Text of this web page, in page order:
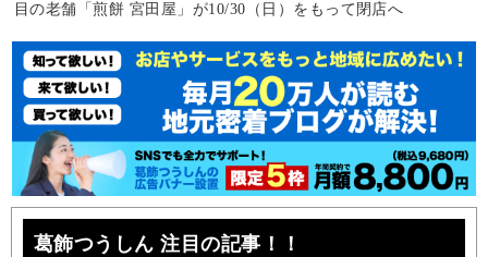
目の老舗「煎餅 宮田屋」が10/30（日）をもって閉店へ
葛飾つうしん 注目の記事！！